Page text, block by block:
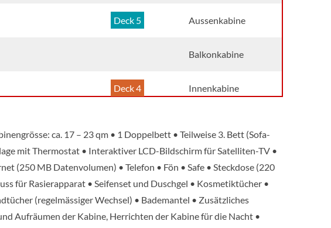
Deck 5 Aussenkabine
Balkonkabine
Deck 4 Innenkabine
Innenkabine
Suite
Balkonkabine
ca. 17 – 23 qm • 1 Doppelbett • Teilweise 3. Bett (Sofa-
mit Thermostat • Interaktiver LCD-Bildschirm für Satelliten-TV •
(250 MB Datenvolumen) • Telefon • Fön • Safe • Steckdose (220
für Rasierapparat • Seifenset und Duschgel • Kosmetiktücher •
(regelmässiger Wechsel) • Bademantel • Zusätzliches
Aufräumen der Kabine, Herrichten der Kabine für die Nacht •